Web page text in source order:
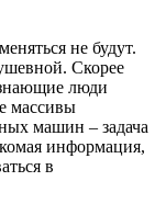
не будут.
Скорее
люди
массивы
машин – задача
информация,
в